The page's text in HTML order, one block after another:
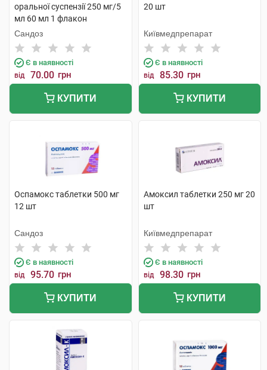
оральної суспензії 250 мг/5
мл 60 мл 1 флакон
Сандоз
Є в наявності
від 70.00 грн
КУПИТИ
20 шт
Київмедпрепарат
Є в наявності
від 85.30 грн
КУПИТИ
Оспамокс таблетки 500 мг
12 шт
Сандоз
Є в наявності
від 95.70 грн
КУПИТИ
Амоксил таблетки 250 мг 20
шт
Київмедпрепарат
Є в наявності
від 98.30 грн
КУПИТИ